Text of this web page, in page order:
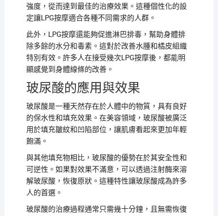
強度，從而達到最佳的治療效果。這種個性化的設
定讓LPG按摩適合各種不同需求的人群。
此外，LPG按摩還能夠促進淋巴排毒，幫助身體排
除多餘的水分和毒素。這對於改善水腫和橘皮組織
特別有效。許多人在接受幾次LPG按摩後，都能明
顯感覺到身體線條的改善。
玻尿酸的應用與效果
玻尿酸是一種天然存在於人體中的物質，具有良好
的保水性和填充效果。在美容領域，玻尿酸被廣泛
用於填充皺紋和凹陷部位，讓肌膚看起來更加年輕
飽滿。
與其他填充物相比，玻尿酸的優勢在於其安全性和
可逆性。如果對效果不滿意，可以透過注射酶來溶
解玻尿酸，恢復原狀。這種特性讓玻尿酸成為許多
人的首選。
玻尿酸的治療過程通常只需幾十分鐘，且無需恢復